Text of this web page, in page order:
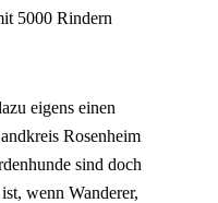
5000 Rindern
eigens einen
Rosenheim
sind doch
wenn Wanderer,